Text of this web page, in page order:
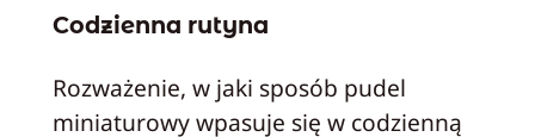
Codzienna rutyna
Rozważenie, w jaki sposób pudel
miniaturowy wpasuje się w codzienną